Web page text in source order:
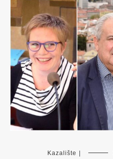
Kazalište |